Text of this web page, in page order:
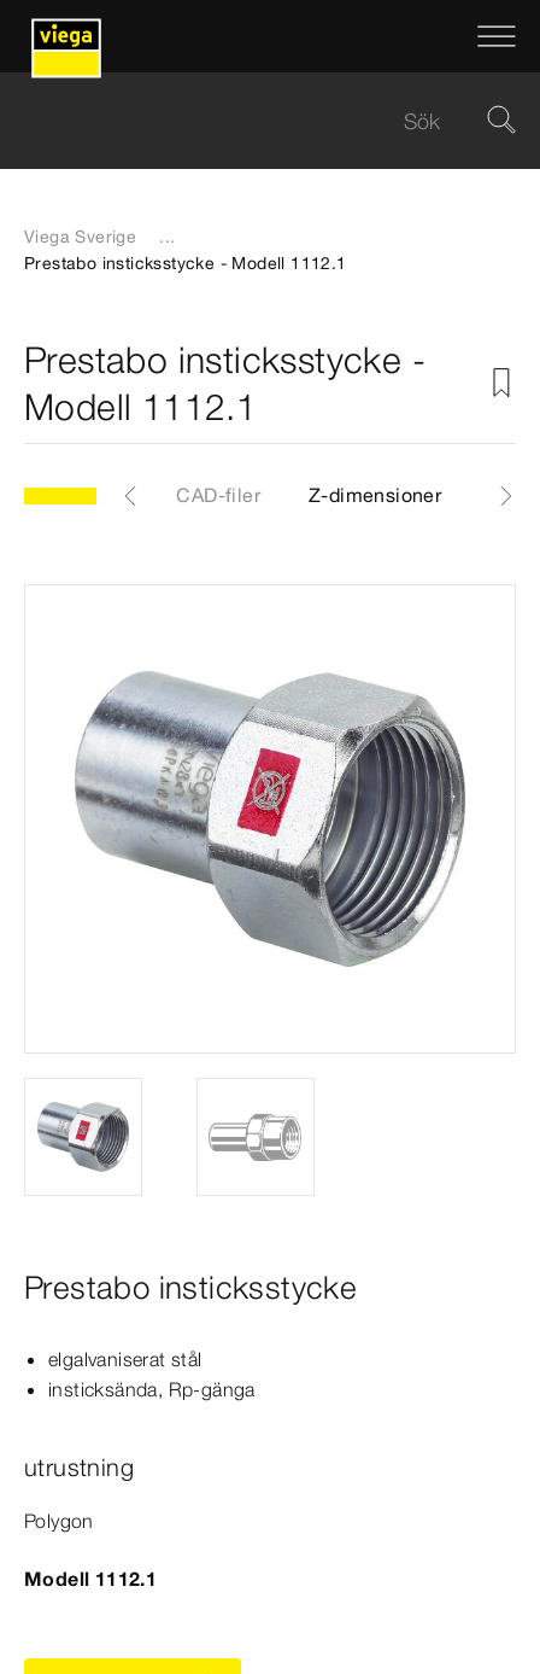
Viega Sverige
...
Prestabo insticksstycke - Modell 1112.1
Prestabo insticksstycke -
Modell 1112.1
Artiklar CAD-filer Z-dimensioner
Prestabo insticksstycke
elgalvaniserat stål
insticksända, Rp-​gänga
utrustning
Polygon
Modell 1112.1